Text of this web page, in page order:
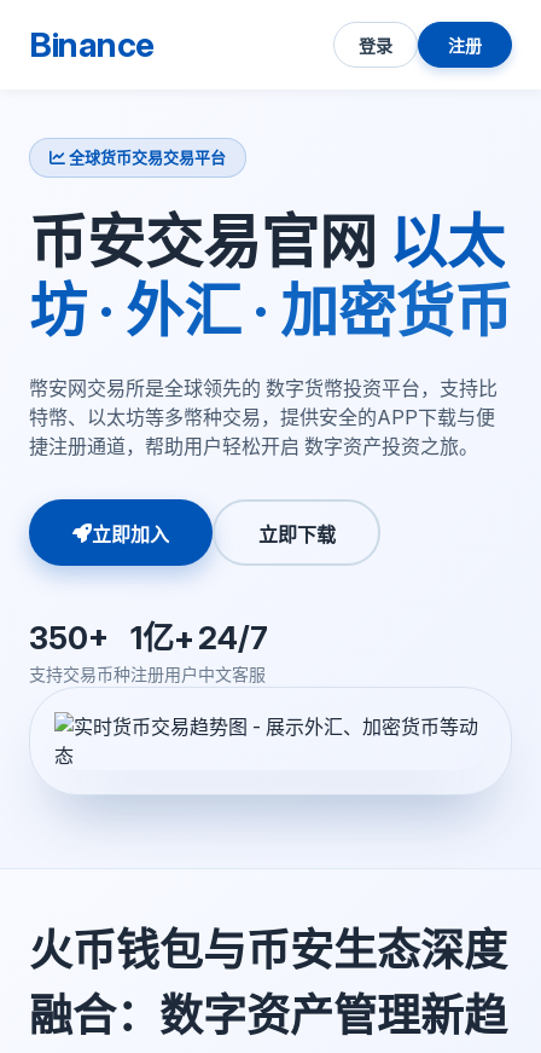
Binance 登录 注册
全球货币交易交易平台
币安交易官网 以太
坊 · 外汇 · 加密货币
幣安网交易所是全球领先的 数字货幣投资平台，支持比
特幣、以太坊等多幣种交易，提供安全的APP下载与便
捷注册通道，帮助用户轻松开启 数字资产投资之旅。
立即加入 立即下载
350+
支持交易币种
1亿+
注册用户
24/7
中文客服
火币钱包与币安生态深度
融合：数字资产管理新趋